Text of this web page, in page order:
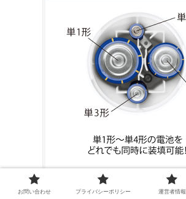
画像引用元：楽天市場
お問い合わせ プライバシーポリシー 運営者情報